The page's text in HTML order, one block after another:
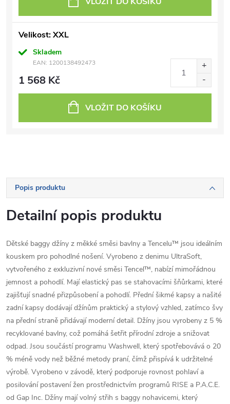
Velikost: XXL
Skladem
EAN: 1200138492473
1 568 Kč
VLOŽIT DO KOŠÍKU
Popis produktu
Detailní popis produktu
Dětské baggy džíny z měkké směsi bavlny a Tencelu™ jsou ideálním
kouskem pro pohodlné nošení. Vyrobeno z denimu UltraSoft,
vytvořeného z exkluzivní nové směsi Tencel™, nabízí mimořádnou
jemnost a pohodlí. Mají elastický pas se stahovacími šňůrkami, které
zajišťují snadné přizpůsobení a pohodlí. Přední šikmé kapsy a našité
zadní kapsy dodávají džínům praktický a stylový vzhled, zatímco švy
na přední straně přidávají moderní detail. Džíny jsou vyrobeny z 5 %
recyklované bavlny, což pomáhá šetřit přírodní zdroje a snižovat
odpad. Jsou součástí programu Washwell, který spotřebovává o 20
% méně vody než běžné metody praní, čímž přispívá k udržitelné
výrobě. Vyrobeno v závodě, který podporuje rovnost pohlaví a
posilování postavení žen prostřednictvím programů RISE a P.A.C.E.
od Gap Inc. Džíny mají volný střih s baggy nohavicemi, který